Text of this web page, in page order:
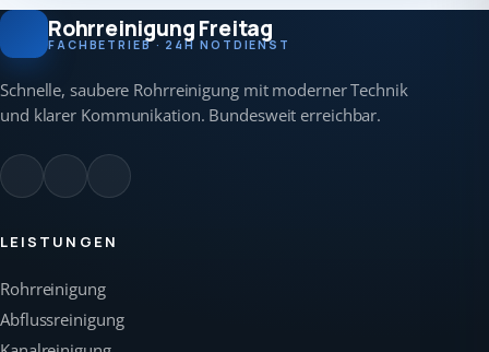
Rohrreinigung Freitag
FACHBETRIEB · 24H NOTDIENST
Schnelle, saubere Rohrreinigung mit moderner Technik
und klarer Kommunikation. Bundesweit erreichbar.
LEISTUNGEN
Rohrreinigung
Abflussreinigung